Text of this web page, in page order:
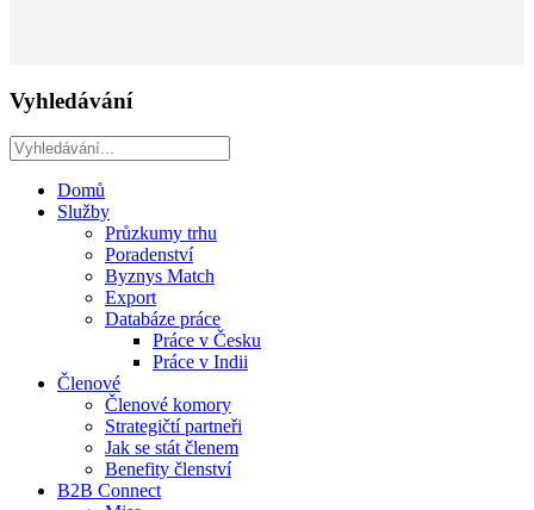
Vyhledávání
Domů
Služby
Průzkumy trhu
Poradenství
Byznys Match
Export
Databáze práce
Práce v Česku
Práce v Indii
Členové
Členové komory
Strategičtí partneři
Jak se stát členem
Benefity členství
B2B Connect